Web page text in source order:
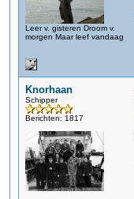
Leer v. gisteren Droom v.
morgen Maar leef vandaag
Knorhaan
Schipper
Berichten: 1817